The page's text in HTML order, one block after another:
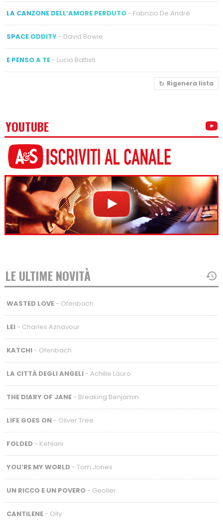
LA CANZONE DELL’AMORE PERDUTO- Fabrizio De André
SPACE ODDITY- David Bowie
E PENSO A TE- Lucio Battisti
Rigenera lista
YOUTUBE
LE ULTIME NOVITÀ
WASTED LOVE- Ofenbach
LEI- Charles Aznavour
KATCHI- Ofenbach
LA CITTÀ DEGLI ANGELI- Achille Lauro
THE DIARY OF JANE- Breaking Benjamin
LIFE GOES ON- Oliver Tree
FOLDED- Kehlani
YOU’RE MY WORLD- Tom Jones
UN RICCO E UN POVERO- Geolier
CANTILENE- Olly